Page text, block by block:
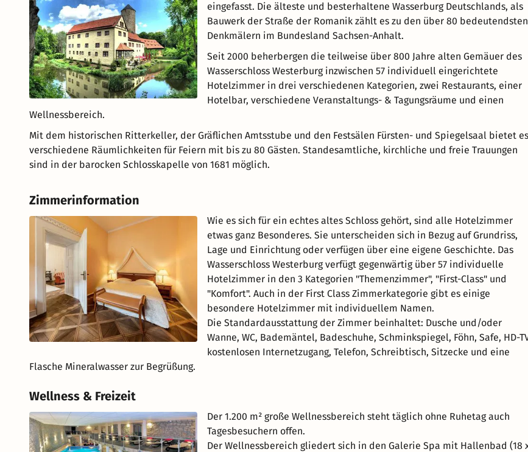
eingefasst. Die älteste und besterhaltene Wasserburg Deutschlands, als
Bauwerk der Straße der Romanik zählt es zu den über 80 bedeutendsten
Denkmälern im Bundesland Sachsen-Anhalt.
Seit 2000 beherbergen die teilweise über 800 Jahre alten Gemäuer des
Wasserschloss Westerburg inzwischen 57 individuell eingerichtete
Hotelzimmer in drei verschiedenen Kategorien, zwei Restaurants, einer
Hotelbar, verschiedene Veranstaltungs- & Tagungsräume und einen
Wellnessbereich.
Mit dem historischen Ritterkeller, der Gräflichen Amtsstube und den Festsälen Fürsten- und Spiegelsaal bietet es
verschiedene Räumlichkeiten für Feiern mit bis zu 80 Gästen. Standesamtliche, kirchliche und freie Trauungen
sind in der barocken Schlosskapelle von 1681 möglich.
Zimmerinformation
Wie es sich für ein echtes altes Schloss gehört, sind alle Hotelzimmer
etwas ganz Besonderes. Sie unterscheiden sich in Bezug auf Grundriss,
Lage und Einrichtung oder verfügen über eine eigene Geschichte. Das
Wasserschloss Westerburg verfügt gegenwärtig über 57 individuelle
Hotelzimmer in den 3 Kategorien "Themenzimmer", "First-Class" und
"Komfort". Auch in der First Class Zimmerkategorie gibt es einige
besondere Hotelzimmer mit individuellem Namen.
Die Standardausstattung der Zimmer beinhaltet: Dusche und/oder
Wanne, WC, Bademäntel, Badeschuhe, Schminkspiegel, Föhn, Safe, HD-
kostenlosen Internetzugang, Telefon, Schreibtisch, Sitzecke und eine
Flasche Mineralwasser zur Begrüßung.
Wellness & Freizeit
Der 1.200 m² große Wellnessbereich steht täglich ohne Ruhetag auch
Tagesbesuchern offen.
Der Wellnessbereich gliedert sich in den Galerie Spa mit Hallenbad (18